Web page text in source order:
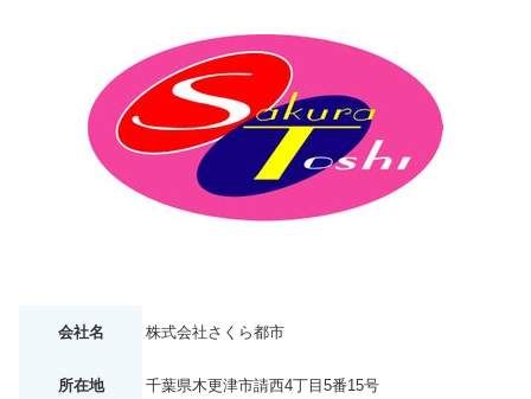
会社名 株式会社さくら都市
所在地 千葉県木更津市請西4丁目5番15号